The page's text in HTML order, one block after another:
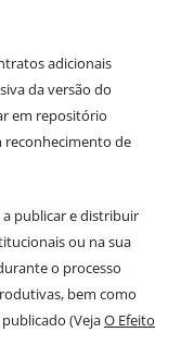
adicionais
da versão do
em repositório
reconhecimento de
publicar e distribuir
ou na sua
o processo
bem como
(VejaO Efeito